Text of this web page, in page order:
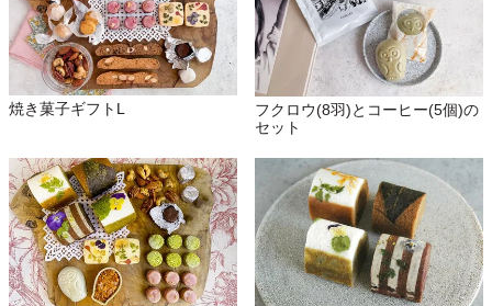
焼き菓子ギフトL
フクロウ(8羽)とコーヒー(5個)の
セット